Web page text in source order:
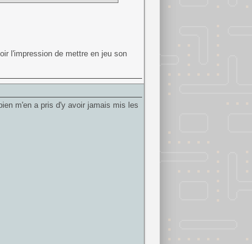
l'impression de mettre en jeu son
m'en a pris d'y avoir jamais mis les